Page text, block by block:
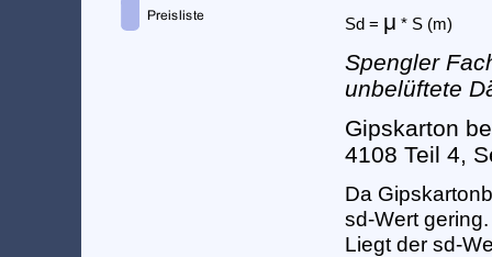
Sd = μ * S (m)
Spengler
unbelüftete
Gipskarton
4108 Teil 4,
Da
sd-Wert
Liegt der sd-